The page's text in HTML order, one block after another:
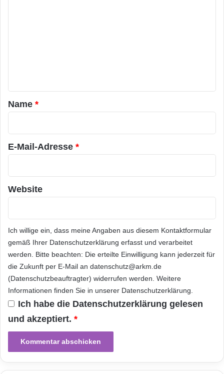
a
r
*
Name *
E-Mail-Adresse *
Website
Ich willige ein, dass meine Angaben aus diesem Kontaktformular
gemäß Ihrer Datenschutzerklärung erfasst und verarbeitet
werden. Bitte beachten: Die erteilte Einwilligung kann jederzeit für
die Zukunft per E-Mail an datenschutz@arkm.de
(Datenschutzbeauftragter) widerrufen werden. Weitere
Informationen finden Sie in unserer Datenschutzerklärung
Ich habe die Datenschutzerklärung gelesen
und akzeptiert. *